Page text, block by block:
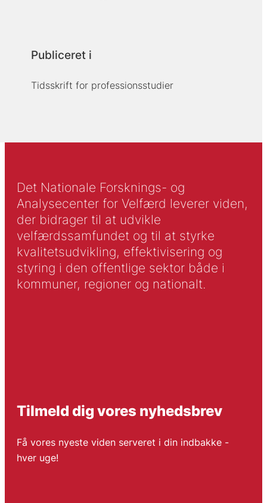
Publiceret i
Tidsskrift for professionsstudier
Det Nationale Forsknings- og
Analysecenter for Velfærd leverer viden,
der bidrager til at udvikle
velfærdssamfundet og til at styrke
kvalitetsudvikling, effektivisering og
styring i den offentlige sektor både i
kommuner, regioner og nationalt.
Tilmeld dig vores nyhedsbrev
Få vores nyeste viden serveret i din indbakke -
hver uge!